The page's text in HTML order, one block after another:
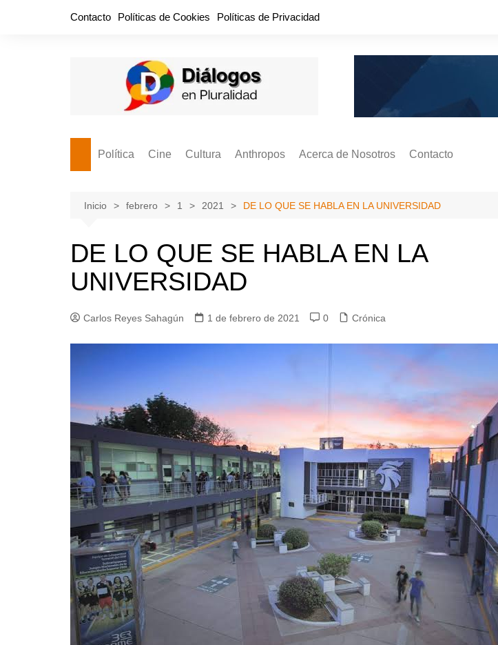
Contacto Políticas de Cookies Políticas de Privacidad
Política
Cabos Sueltos
Disruptor
Espacio Ciudadano
Guerra de Encuestas
Línea Dura
Cine
FILMOGRAFÍAS
Cultura
Crónica
Libros
Valor Público
Poesía
Anthropos
Estadística
Hemeródromo
Ya regresé
Acerca de Nosotros Contacto
Inicio febrero 1 2021 DE LO QUE SE HABLA EN LA UNIVERSIDAD
DE LO QUE SE HABLA EN LA
UNIVERSIDAD
Carlos Reyes Sahagún 1 de febrero de 2021 0 Crónica